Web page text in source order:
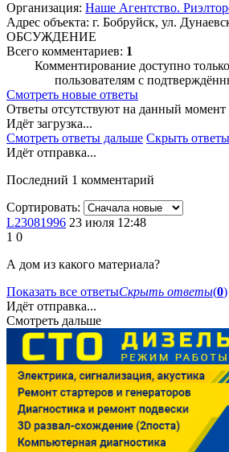
Организация: Наше Агентство.
Адрес объекта: г. Бобруйск, ул.
ОБСУЖДЕНИЕ
Всего комментариев: 1
Комментирование доступно
пользователям с
Смотреть новые ответы
Ответы отсутствуют на данный момент
Идёт загрузка...
Смотреть ответы дальше Скрыть ответы
Идёт отправка...
Последний 1 комментарий
Сортировать:
L23081996 23 июля 12:48
1 0
А дом из какого материала?
Показать все ответыСкрыть ответы(0)
Идёт отправка...
Смотреть дальше